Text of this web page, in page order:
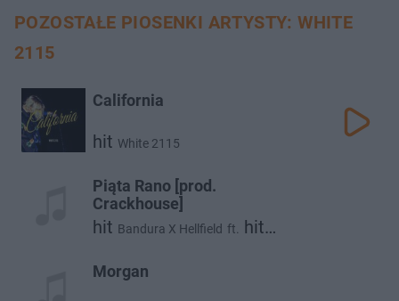
POZOSTAŁE PIOSENKI ARTYSTY: WHITE
2115
California
hit White 2115
Piąta Rano [prod.
Crackhouse]
hit Bandura X Hellfield ft. hit
Morgan